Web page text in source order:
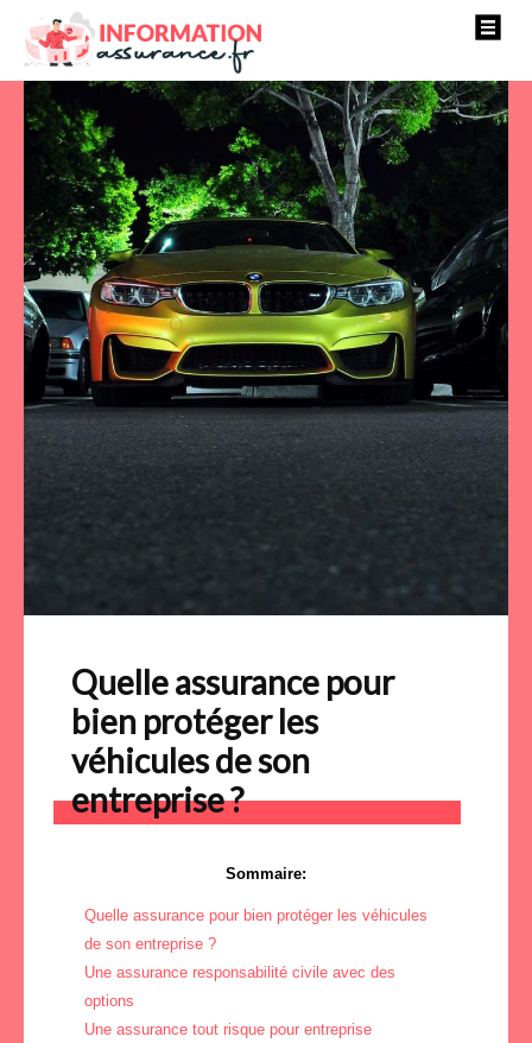
Quelle assurance pour
bien protéger les
véhicules de son
entreprise ?
Sommaire:
Quelle assurance pour bien protéger les véhicules
de son entreprise ?
Une assurance responsabilité civile avec des
options
Une assurance tout risque pour entreprise